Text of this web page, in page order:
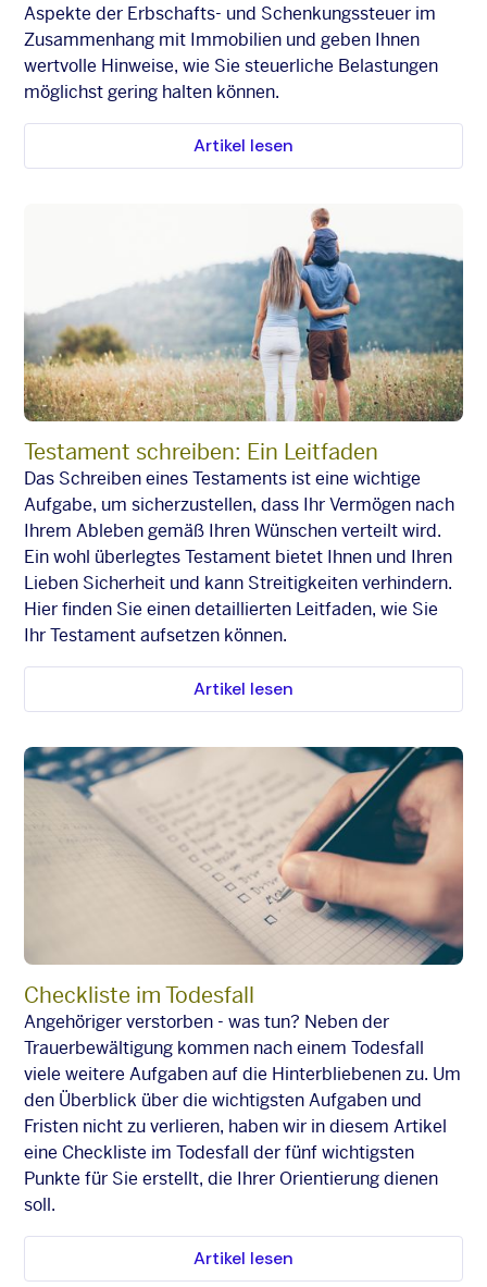
Aspekte der Erbschafts- und Schenkungssteuer im
Zusammenhang mit Immobilien und geben Ihnen
wertvolle Hinweise, wie Sie steuerliche Belastungen
möglichst gering halten können.
Artikel lesen
Testament schreiben: Ein Leitfaden
Das Schreiben eines Testaments ist eine wichtige
Aufgabe, um sicherzustellen, dass Ihr Vermögen nach
Ihrem Ableben gemäß Ihren Wünschen verteilt wird.
Ein wohl überlegtes Testament bietet Ihnen und Ihren
Lieben Sicherheit und kann Streitigkeiten verhindern.
Hier finden Sie einen detaillierten Leitfaden, wie Sie
Ihr Testament aufsetzen können.
Artikel lesen
Checkliste im Todesfall
Angehöriger verstorben - was tun? Neben der
Trauerbewältigung kommen nach einem Todesfall
viele weitere Aufgaben auf die Hinterbliebenen zu. Um
den Überblick über die wichtigsten Aufgaben und
Fristen nicht zu verlieren, haben wir in diesem Artikel
eine Checkliste im Todesfall der fünf wichtigsten
Punkte für Sie erstellt, die Ihrer Orientierung dienen
soll.
Artikel lesen